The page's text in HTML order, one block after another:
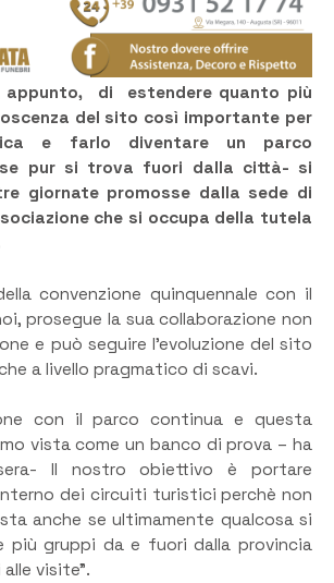
appunto, di estendere quanto più
del sito così importante per
e farlo diventare un parco
pur si trova fuori dalla città- si
giornate promosse dalla sede di
che si occupa della tutela
convenzione quinquennale con il
prosegue la sua collaborazione non
e può seguire l’evoluzione del sito
a livello pragmatico di scavi.
con il parco continua e questa
vista come un banco di prova – ha
Il nostro obiettivo è portare
dei circuiti turistici perchè non
anche se ultimamente qualcosa si
più gruppi da e fuori dalla provincia
visite”.